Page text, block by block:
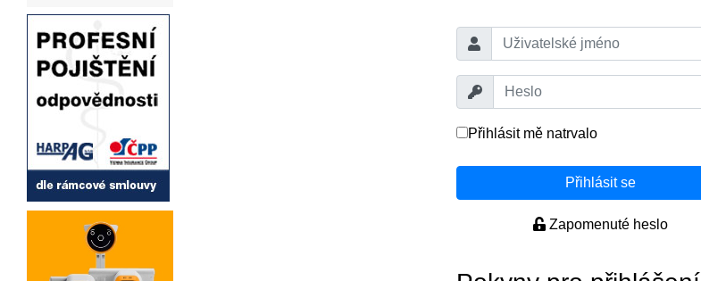
Přihlásit mě natrvalo
Přihlásit se
Zapomenuté heslo